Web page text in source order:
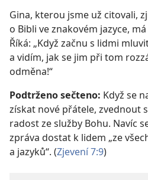
Gina, kterou jsme už citovali,
o Bibli ve znakovém jazyce,
Říká: „Když začnu s lidmi
a vidím, jak se jim při tom
odměna!“
Podtrženo sečteno: Když se
získat nové přátele, zvednout
radost ze služby Bohu. Navíc
zpráva dostat k lidem „ze
a jazyků“. (Zjevení 7:9)